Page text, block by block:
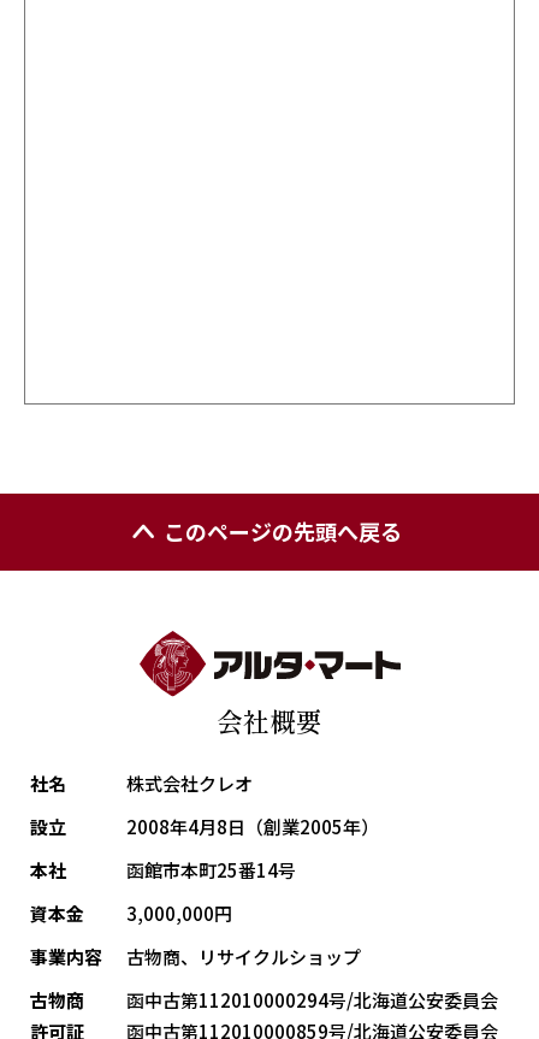
このページの先頭へ戻る
会社概要
社名
株式会社クレオ
設立
2008年4月8日（創業2005年）
本社
函館市本町25番14号
資本金
3,000,000円
事業内容
古物商、リサイクルショップ
古物商
許可証
函中古第112010000294号/北海道公安委員会
函中古第112010000859号/北海道公安委員会